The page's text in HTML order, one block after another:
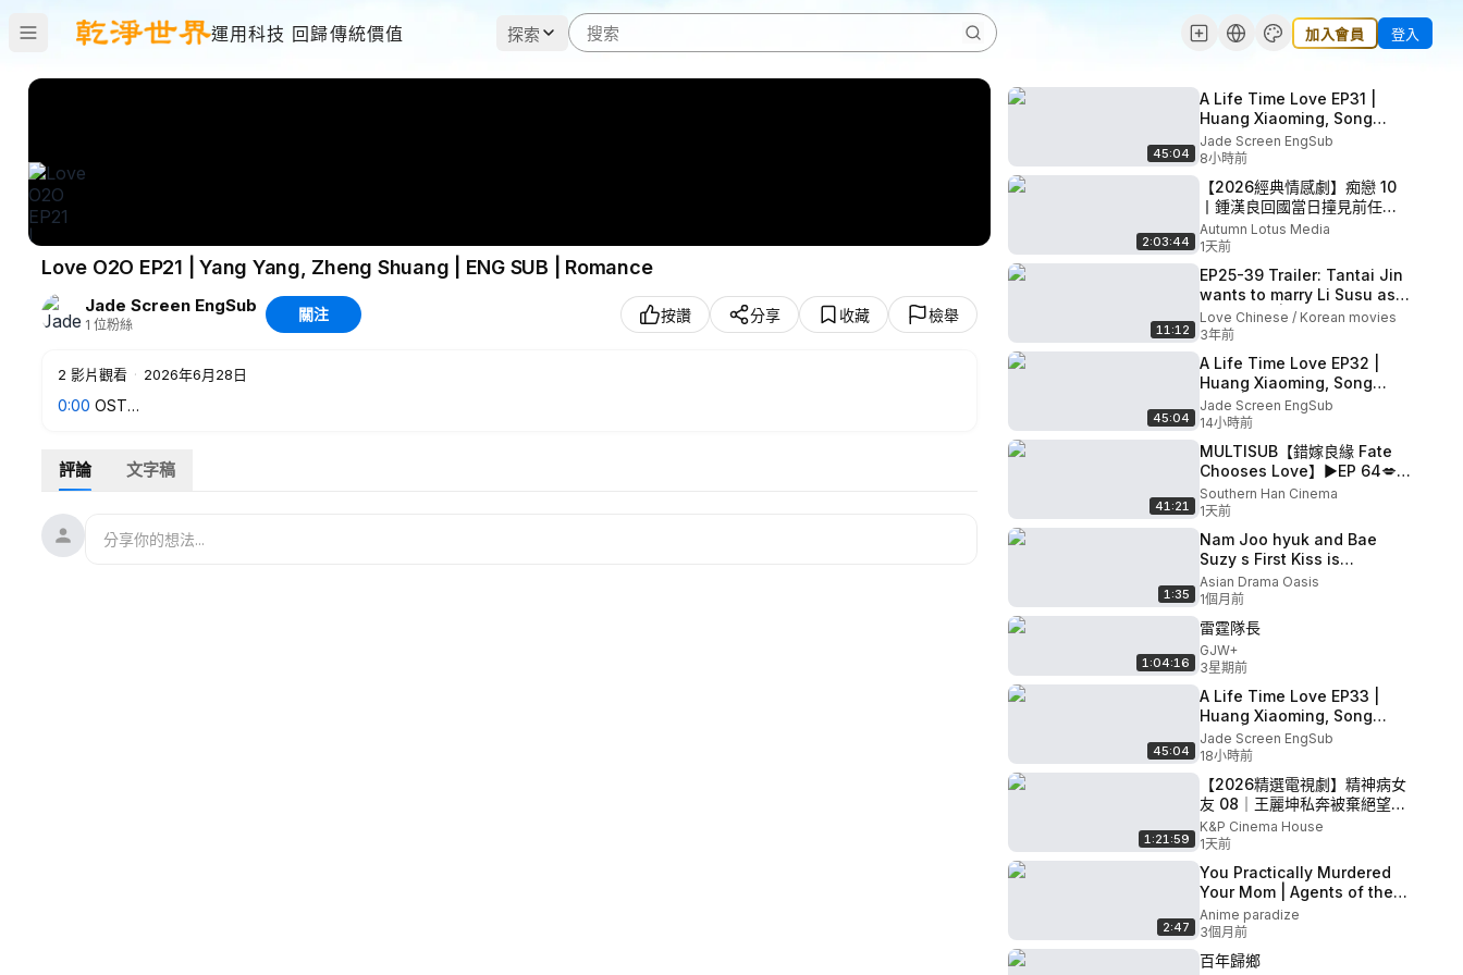
運用科技 回歸傳統價值 探索 加入會員 登入
Love O2O EP21 | Yang Yang, Zheng Shuang | ENG SUB | Romance
Jade Screen EngSub
1 位粉絲
關注 按讚 分享 收藏 檢舉
2 影片觀看 · 2026年6月28日
0:00 OST
評論 文字稿
45:04
A Life Time Love EP31 |
Huang Xiaoming, Song
Qian | CROTON MEDIA
English Official
Jade Screen EngSub
8小時前
2:03:44
【2026經典情感劇】痴戀 10
丨鍾漢良回國當日撞見前任江
疏影，一場烏龍二人被迫同
居，他多年隱忍的痴戀終於失
控！#鍾漢良 #江疏影 #都市劇
#情感劇 #中國電視劇
Autumn Lotus Media
1天前
11:12
EP25-39 Trailer: Tantai Jin
wants to marry Li Susu as
Devil God | Till The End of
The Moon
Love Chinese / Korean movies
3年前
45:04
A Life Time Love EP32 |
Huang Xiaoming, Song
Qian | CROTON MEDIA
English Official
Jade Screen EngSub
14小時前
41:21
MULTISUB【錯嫁良緣 Fate
Chooses Love】▶EP 64💋
一介凡女鞠婧禕硬剛天命，踏
破仙途虐渣斬魔，大女主一路
開掛，曾舜曦伴她修成正果！
💐 #任嘉倫#白鹿#cdrama
Southern Han Cinema
1天前
1:35
Nam Joo hyuk and Bae
Suzy s First Kiss is
Everything Start Up Netflix
Asian Drama Oasis
1個月前
1:04:16
雷霆隊長
GJW+
3星期前
45:04
A Life Time Love EP33 |
Huang Xiaoming, Song
Qian | CROTON MEDIA
English Official
Jade Screen EngSub
18小時前
1:21:59
【2026精選電視劇】精神病女
友 08｜王麗坤私奔被棄絕望投
海，醫生王陽捨身相救，因失
戀打擊王麗坤精神錯亂誤認男
友，二人在治療中產生別樣情
愫
K&P Cinema House
1天前
2:47
You Practically Murdered
Your Mom | Agents of the
Four Seasons: Dance of
Spring
Anime paradize
3個月前
百年歸鄉